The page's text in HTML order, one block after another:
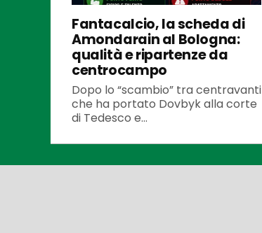
Fantacalcio, la scheda di
Amondarain al Bologna:
qualità e ripartenze da
centrocampo
Dopo lo “scambio” tra centravanti
che ha portato Dovbyk alla corte
di Tedesco e...